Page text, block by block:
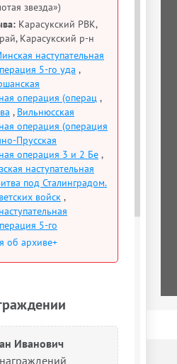
звезда»)
Карасукский РВК,
Карасукский р-н
наступательная
5-го уда ,
операция (операц ,
, Вильнюсская
операция (операция
Прусская
операция 3 и 2 Бе ,
наступательная
под Сталинградом.
войск ,
5-го
об архиве+
Иванович